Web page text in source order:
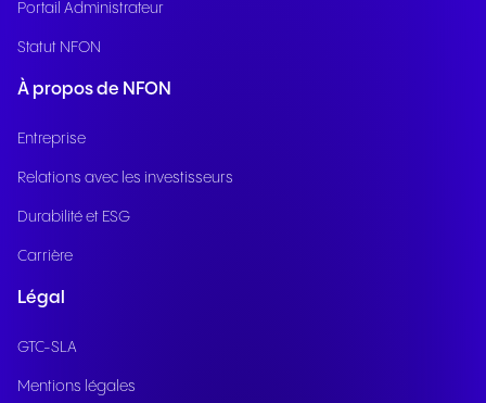
Portail Administrateur
Statut NFON
À propos de NFON
Entreprise
Relations avec les investisseurs
Durabilité et ESG
Carrière
Légal
GTC-SLA
Mentions légales